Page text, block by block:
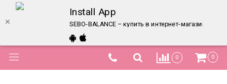
Install App
SEBO-BALANCE – купить в интернет-магазине по
0 0